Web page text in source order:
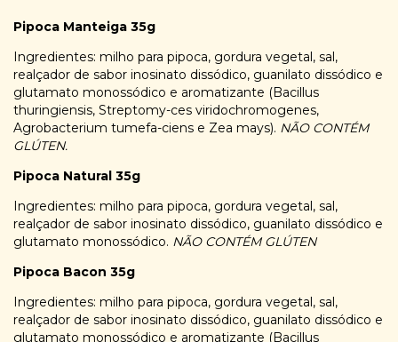
Pipoca Manteiga 35g
Ingredientes: milho para pipoca, gordura vegetal, sal,
realçador de sabor inosinato dissódico, guanilato dissódico e
glutamato monossódico e aromatizante (Bacillus
thuringiensis, Streptomy-ces viridochromogenes,
Agrobacterium tumefa-ciens e Zea mays). NÃO CONTÉM
GLÚTEN.
Pipoca Natural 35g
Ingredientes: milho para pipoca, gordura vegetal, sal,
realçador de sabor inosinato dissódico, guanilato dissódico e
glutamato monossódico. NÃO CONTÉM GLÚTEN
Pipoca Bacon 35g
Ingredientes: milho para pipoca, gordura vegetal, sal,
realçador de sabor inosinato dissódico, guanilato dissódico e
glutamato monossódico e aromatizante (Bacillus